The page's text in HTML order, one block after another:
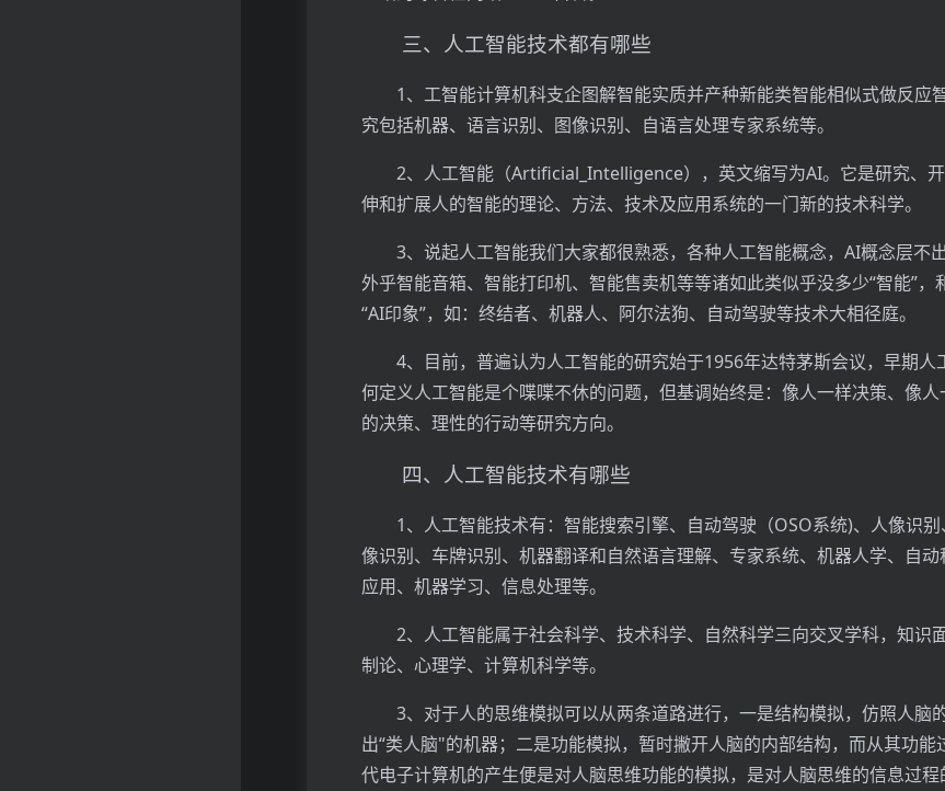
三、人工智能技术都有哪些
1、工智能计算机科支企图解智能实质并产种新能类智能相似式做反应
究包括机器、语言识别、图像识别、自语言处理专家系统等。
2、人工智能（Artificial_Intelligence），英文缩写为AI。它是研究、
伸和扩展人的智能的理论、方法、技术及应用系统的一门新的技术科学。
3、说起人工智能我们大家都很熟悉，各种人工智能概念，AI概念层不
外乎智能音箱、智能打印机、智能售卖机等等诸如此类似乎没多少“智能”，
“AI印象”，如：终结者、机器人、阿尔法狗、自动驾驶等技术大相径庭。
4、目前，普遍认为人工智能的研究始于1956年达特茅斯会议，早期人
何定义人工智能是个喋喋不休的问题，但基调始终是：像人一样决策、像
的决策、理性的行动等研究方向。
四、人工智能技术有哪些
1、人工智能技术有：智能搜索引擎、自动驾驶（OSO系统)、人像识
像识别、车牌识别、机器翻译和自然语言理解、专家系统、机器人学、自
应用、机器学习、信息处理等。
2、人工智能属于社会科学、技术科学、自然科学三向交叉学科，知识
制论、心理学、计算机科学等。
3、对于人的思维模拟可以从两条道路进行，一是结构模拟，仿照人脑
出“类人脑"的机器；二是功能模拟，暂时撇开人脑的内部结构，而从其功能
代电子计算机的产生便是对人脑思维功能的模拟，是对人脑思维的信息过程